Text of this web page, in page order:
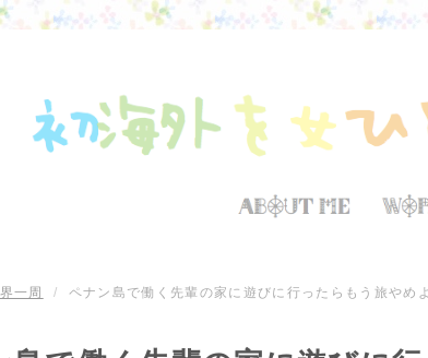
一周 / ペナン島で働く先輩の家に遊びに行ったらもう旅やめ